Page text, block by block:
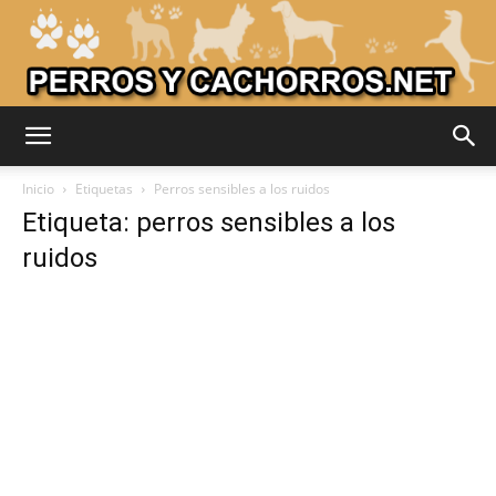
Inicio Etiquetas Perros sensibles a los ruidos
Etiqueta: perros sensibles a los
ruidos